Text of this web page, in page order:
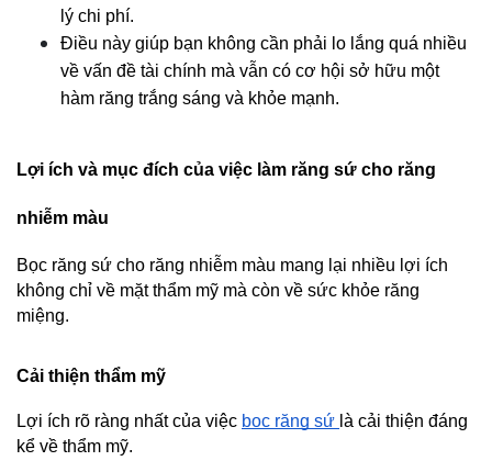
lý chi phí.
Điều này giúp bạn không cần phải lo lắng quá nhiều
về vấn đề tài chính mà vẫn có cơ hội sở hữu một
hàm răng trắng sáng và khỏe mạnh.
Lợi ích và mục đích của việc làm răng sứ cho răng
nhiễm màu
Bọc răng sứ cho răng nhiễm màu mang lại nhiều lợi ích
không chỉ về mặt thẩm mỹ mà còn về sức khỏe răng
miệng.
Cải thiện thẩm mỹ
Lợi ích rõ ràng nhất của việc bọc răng sứ là cải thiện đáng
kể về thẩm mỹ.